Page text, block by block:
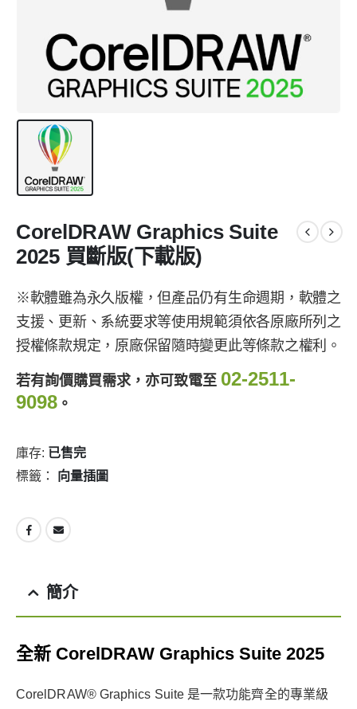
CorelDRAW Graphics Suite
2025 買斷版(下載版)
※軟體雖為永久版權，但產品仍有生命週期，軟體之
支援、更新、系統要求等使用規範須依各原廠所列之
授權條款規定，原廠保留隨時變更此等條款之權利。
若有詢價購買需求，亦可致電至 02-2511-
9098 。
庫存: 已售完
標籤： 向量插圖
簡介
全新 CorelDRAW Graphics Suite 2025
CorelDRAW® Graphics Suite 是一款功能齊全的專業級